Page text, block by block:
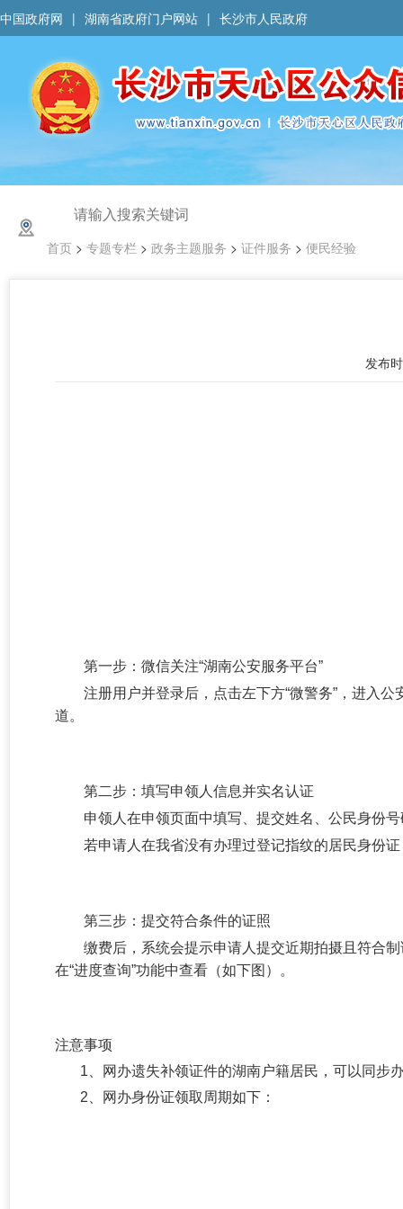
中国政府网 | 湖南省政府门户网站 | 长沙市人民政府
首页 > 专题专栏 > 政务主题服务 > 证件服务 > 便民经验
发布
第一步：微信关注“湖南公安服务平台”
注册用户并登录后，点击左下方“微警务”，进入
道。
第二步：填写申领人信息并实名认证
申领人在申领页面中填写、提交姓名、公民身份
若申请人在我省没有办理过登记指纹的居民身份
第三步：提交符合条件的证照
缴费后，系统会提示申请人提交近期拍摄且符合
在“进度查询”功能中查看（如下图）。
注意事项
1、网办遗失补领证件的湖南户籍居民，可以同步
2、网办身份证领取周期如下：